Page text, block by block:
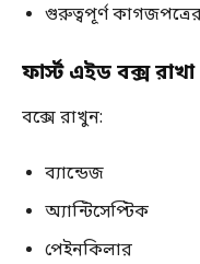
গুরুত্বপূর্ণ
ফার্স্ট এইড বক্স রাখা
বক্সে রাখুন:
ব্যান্ডেজ
অ্যান্টিসেপ্টিক
পেইনকিলার